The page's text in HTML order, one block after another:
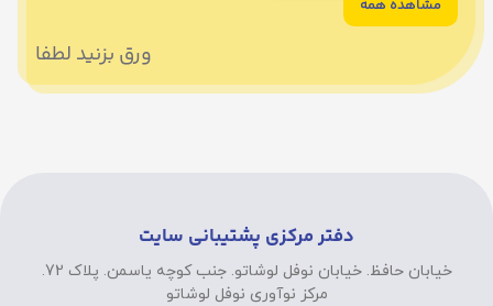
مشاهده همه
ورق بزنید لطفا
دفتر مرکزی پشتیبانی سایت
خیابان حافظ. خیابان نوفل لوشاتو. جنب کوچه یاسمن. پلاک 72.
مرکز نوآوری نوفل لوشاتو